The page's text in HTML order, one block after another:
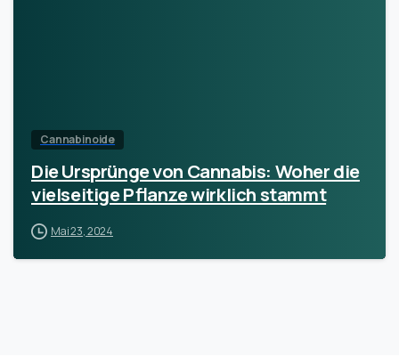
Cannabinoide
Die Ursprünge von Cannabis: Woher die
vielseitige Pflanze wirklich stammt
Mai 23, 2024